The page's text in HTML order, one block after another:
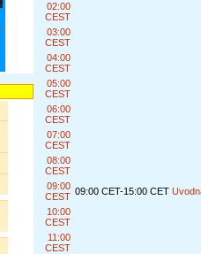
02:00
CEST
03:00
CEST
04:00
CEST
05:00
CEST
06:00
CEST
07:00
CEST
08:00
CEST
09:00
CEST 09:00 CET-15:00 CET
10:00
CEST
11:00
CEST